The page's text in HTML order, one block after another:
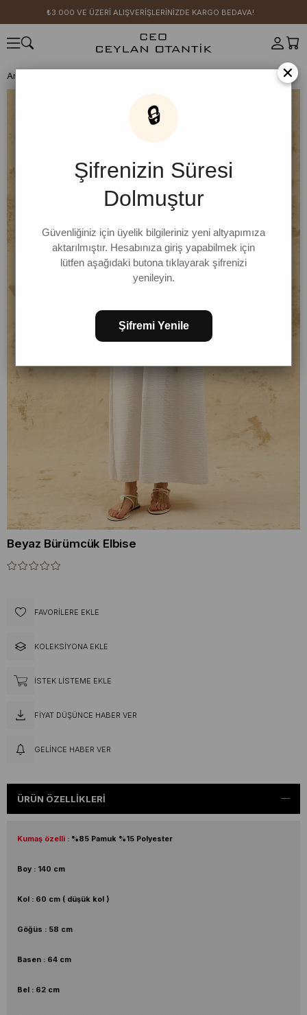
₺3.000 VE ÜZERİ ALIŞVERİŞLERİNİZDE KARGO BEDAVA!
Anasayfa
Beyaz Bürümcük Elbise
FAVORILERE EKLE
KOLEKSIYONA EKLE
İSTEK LISTEME EKLE
FIYAT DÜŞÜNCE HABER VER
GELINCE HABER VER
ÜRÜN ÖZELLIKLERI
Kumaş özelli : %85 Pamuk %15 Polyester
Boy : 140 cm
Kol : 60 cm ( düşük kol )
Göğüs : 58 cm
Basen : 64 cm
Bel : 62 cm
×
🔒
Şifrenizin Süresi
Dolmuştur
Güvenliğiniz için üyelik bilgileriniz yeni altyapımıza
aktarılmıştır. Hesabınıza giriş yapabilmek için
lütfen aşağıdaki butona tıklayarak şifrenizi
yenileyin.
Şifremi Yenile